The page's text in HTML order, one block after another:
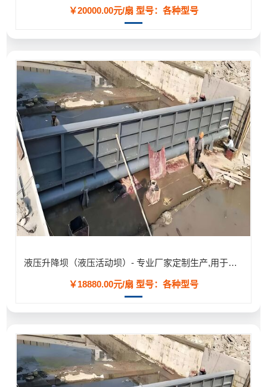
￥20000.00元/扇 型号：各种型号
液压升降坝（液压活动坝）- 专业厂家定制生产,用于河道/防汛工程
￥18880.00元/扇 型号：各种型号